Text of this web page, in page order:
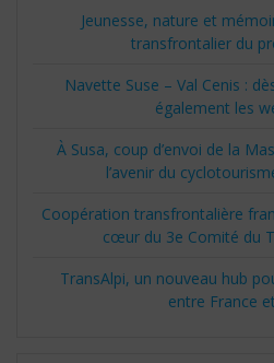
Jeunesse, nature et
transfrontalier du
Navette Suse – Val Cenis :
également les
À Susa, coup d’envoi de la
l’avenir du
Coopération transfrontalière
cœur du 3e Comité du
TransAlpi, un nouveau hub
entre France